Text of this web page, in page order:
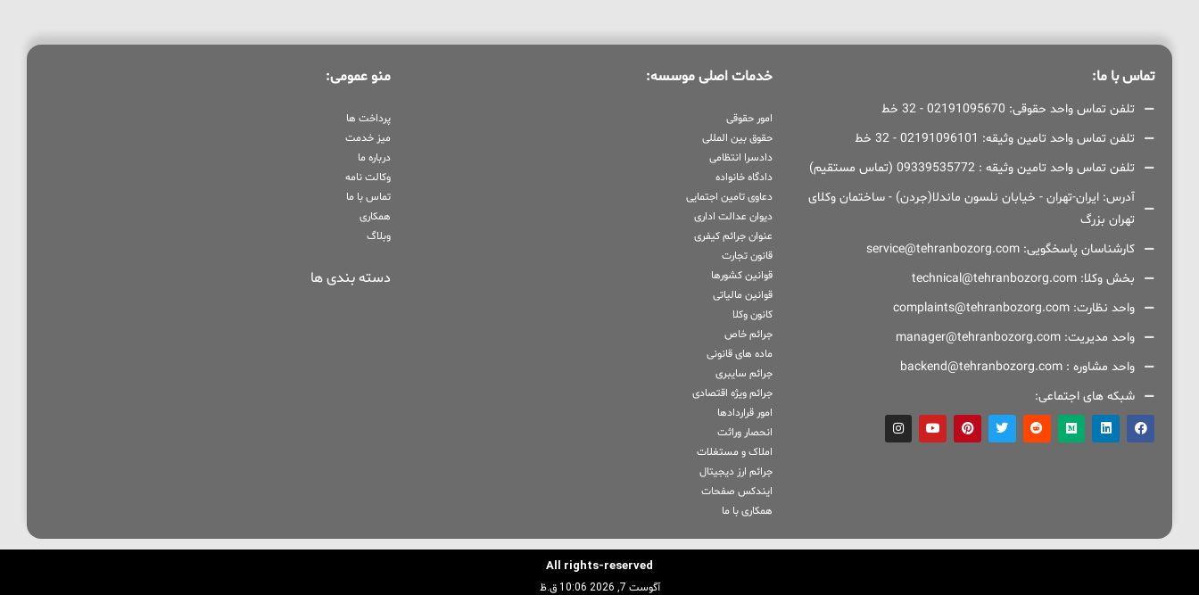
تماس با ما:
تلفن تماس واحد حقوقی: 02191095670 - 32 خط
تلفن تماس واحد تامین وثیقه: 02191096101 - 32 خط
تلفن تماس واحد تامین وثیقه : 09339535772 (تماس مستقیم)
آدرس: ایران-تهران - خیابان نلسون ماندلا(جردن) - ساختمان وکلای
تهران بزرگ
کارشناسان پاسخگویی: service@tehranbozorg.com
بخش وکلا: technical@tehranbozorg.com
واحد نظارت: complaints@tehranbozorg.com
واحد مدیریت: manager@tehranbozorg.com
واحد مشاوره : backend@tehranbozorg.com
شبکه های اجتماعی:
خدمات اصلی موسسه:
امور حقوقی
حقوق بین المللی
دادسرا انتظامی
دادگاه خانواده
دعاوی تامین اجتمایی
دیوان عدالت اداری
عنوان جرائم کیفری
قانون تجارت
قوانین کشورها
قوانین مالیاتی
کانون وکلا
جرائم خاص
ماده های قانونی
جرائم سایبری
جرائم ویژه اقتصادی
امور قراردادها
انحصار وراثت
املاک و مستغلات
جرائم ارز دیجیتال
ایندکس صفحات
همکاری با ما
منو عمومی:
پرداخت ها
میز خدمت
درباره ما
وکالت نامه
تماس با ما
همکاری
وبلاگ
دسته بندی ها
All rights-reserved
آگوست 7, 2026 10:06 ق.ظ